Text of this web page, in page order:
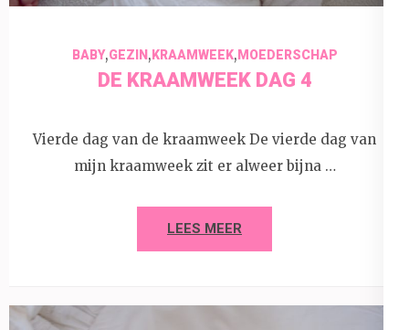
BABY,GEZIN, KRAAMWEEK, MOEDERSCHAP
DE KRAAMWEEK DAG 4
Vierde dag van de kraamweek De vierde dag van
mijn kraamweek zit er alweer bijna …
LEES MEER